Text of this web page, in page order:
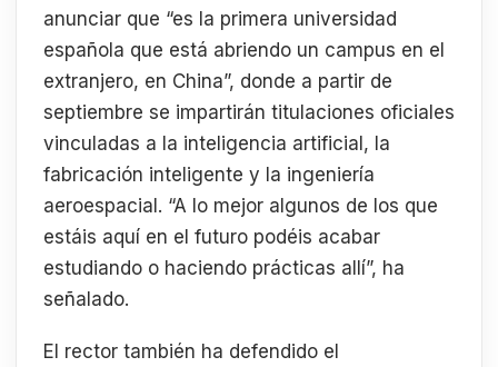
anunciar que “es la primera universidad
española que está abriendo un campus en el
extranjero, en China”, donde a partir de
septiembre se impartirán titulaciones oficiales
vinculadas a la inteligencia artificial, la
fabricación inteligente y la ingeniería
aeroespacial. “A lo mejor algunos de los que
estáis aquí en el futuro podéis acabar
estudiando o haciendo prácticas allí”, ha
señalado.
El rector también ha defendido el